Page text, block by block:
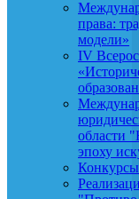
права:
модели»
IV
области
эпоху